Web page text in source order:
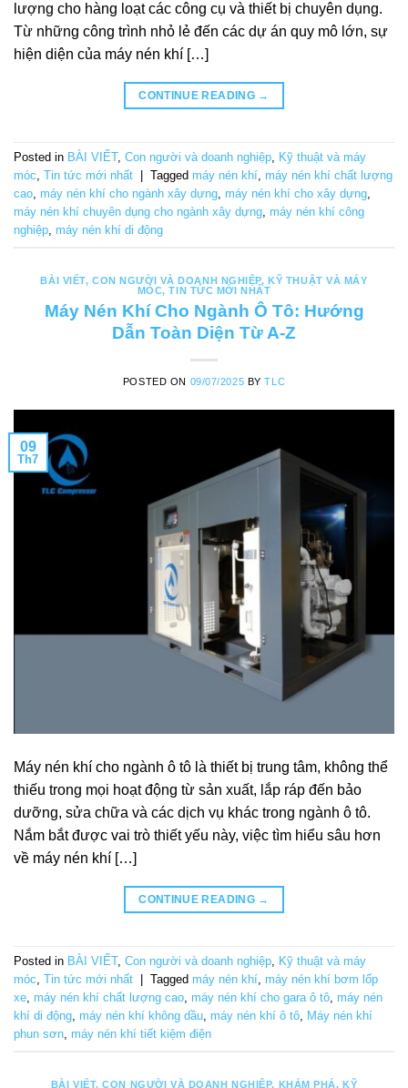
lượng cho hàng loạt các công cụ và thiết bị chuyên dụng.
Từ những công trình nhỏ lẻ đến các dự án quy mô lớn, sự
hiện diện của máy nén khí […]
CONTINUE READING →
Posted in BÀI VIẾT, Con người và doanh nghiệp, Kỹ thuật và máy
móc, Tin tức mới nhất Tagged máy nén khí, máy nén khí chất lượng
cao, máy nén khí cho ngành xây dựng, máy nén khí cho xây dựng,
máy nén khí chuyên dụng cho ngành xây dựng, máy nén khí công
nghiệp, máy nén khí di động
BÀI VIẾT,CON NGƯỜI VÀ DOANH NGHIỆP,KỸ THUẬT VÀ MÁY
MÓC,TIN TỨC MỚI NHẤT
Máy Nén Khí Cho Ngành Ô Tô: Hướng
Dẫn Toàn Diện Từ A-Z
POSTED ON 09/07/2025 BYTLC
09
Th7
Máy nén khí cho ngành ô tô là thiết bị trung tâm, không thể
thiếu trong mọi hoạt động từ sản xuất, lắp ráp đến bảo
dưỡng, sửa chữa và các dịch vụ khác trong ngành ô tô.
Nắm bắt được vai trò thiết yếu này, việc tìm hiểu sâu hơn
về máy nén khí […]
CONTINUE READING →
Posted in BÀI VIẾT, Con người và doanh nghiệp, Kỹ thuật và máy
móc, Tin tức mới nhất Tagged máy nén khí, máy nén khí bơm lốp
xe, máy nén khí chất lượng cao, máy nén khí cho gara ô tô, máy nén
khí di động, máy nén khí không dầu, máy nén khí ô tô, Máy nén khí
phun sơn, máy nén khí tiết kiệm điện
BÀI VIẾT,CON NGƯỜI VÀ DOANH NGHIỆP, KHÁM PHÁ,KỸ